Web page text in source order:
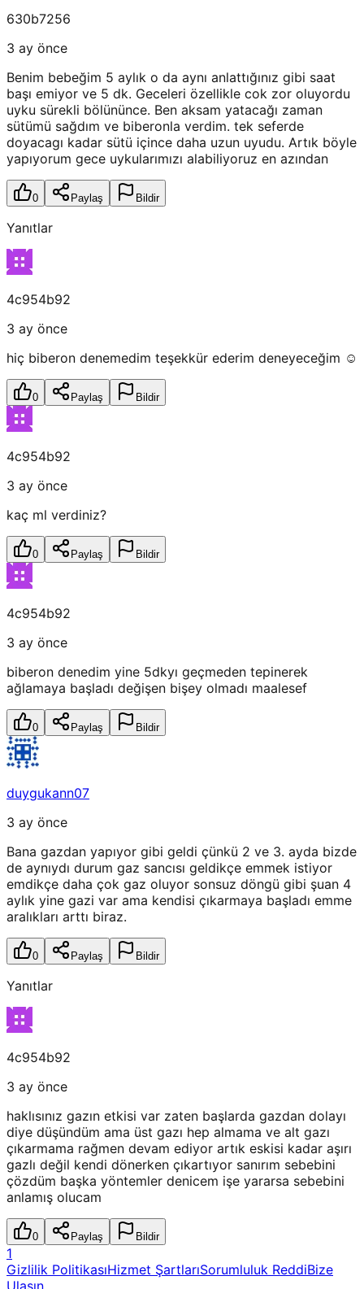
630b7256
3 ay önce
Benim bebeğim 5 aylık o da aynı anlattığınız gibi saat
başı emiyor ve 5 dk. Geceleri özellikle cok zor oluyordu
uyku sürekli bölününce. Ben aksam yatacağı zaman
sütümü sağdım ve biberonla verdim. tek seferde
doyacagı kadar sütü içince daha uzun uyudu. Artık böyle
yapıyorum gece uykularımızı alabiliyoruz en azından
0 Paylaş Bildir
Yanıtlar
4c954b92
3 ay önce
hiç biberon denemedim teşekkür ederim deneyeceğim ☺️
0 Paylaş Bildir
4c954b92
3 ay önce
kaç ml verdiniz?
0 Paylaş Bildir
4c954b92
3 ay önce
biberon denedim yine 5dkyı geçmeden tepinerek
ağlamaya başladı değişen bişey olmadı maalesef
0 Paylaş Bildir
duygukann07
3 ay önce
Bana gazdan yapıyor gibi geldi çünkü 2 ve 3. ayda bizde
de aynıydı durum gaz sancısı geldikçe emmek istiyor
emdikçe daha çok gaz oluyor sonsuz döngü gibi şuan 4
aylık yine gazi var ama kendisi çıkarmaya başladı emme
aralıkları arttı biraz.
0 Paylaş Bildir
Yanıtlar
4c954b92
3 ay önce
haklısınız gazın etkisi var zaten başlarda gazdan dolayı
diye düşündüm ama üst gazı hep almama ve alt gazı
çıkarmama rağmen devam ediyor artık eskisi kadar aşırı
gazlı değil kendi dönerken çıkartıyor sanırım sebebini
çözdüm başka yöntemler denicem işe yararsa sebebini
anlamış olucam
0 Paylaş Bildir
1
Gizlilik PolitikasıHizmet ŞartlarıSorumluluk ReddiBize
Ulaşın